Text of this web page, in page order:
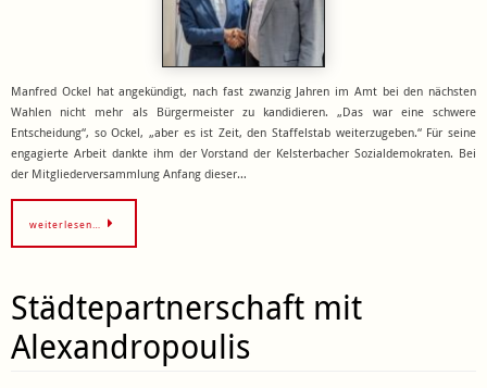
Manfred Ockel hat angekündigt, nach fast zwanzig Jahren im Amt bei den nächsten
Wahlen nicht mehr als Bürgermeister zu kandidieren. „Das war eine schwere
Entscheidung“, so Ockel, „aber es ist Zeit, den Staffelstab weiterzugeben.“ Für seine
engagierte Arbeit dankte ihm der Vorstand der Kelsterbacher Sozialdemokraten. Bei
der Mitgliederversammlung Anfang dieser…
weiterlesen…
Städtepartnerschaft mit
Alexandropoulis